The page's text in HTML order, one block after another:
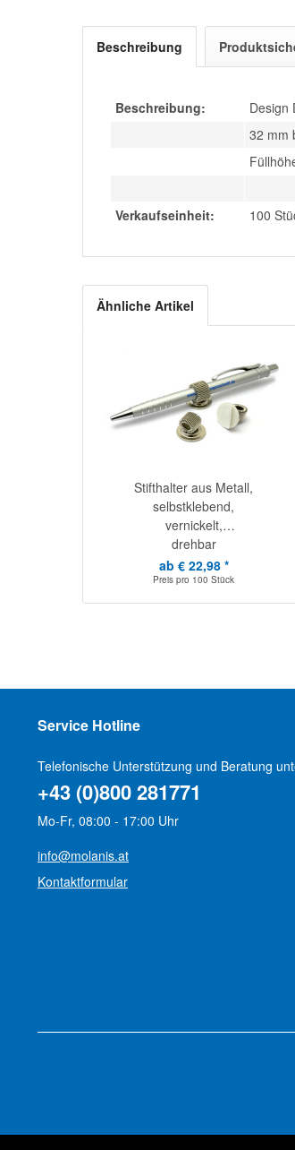
Beschreibung
Beschreibung:
Design
32 mm
Verkaufseinheit: 100
Ähnliche Artikel
Stifthalter aus Metall,
selbstklebend,
vernickelt,
drehbar
ab € 22,98 *
Preis pro 100 Stück
Service Hotline
Telefonische Unterstützung und Beratung
+43 (0)800 281771
Mo-Fr, 08:00 - 17:00 Uhr
info@molanis.at
Kontaktformular